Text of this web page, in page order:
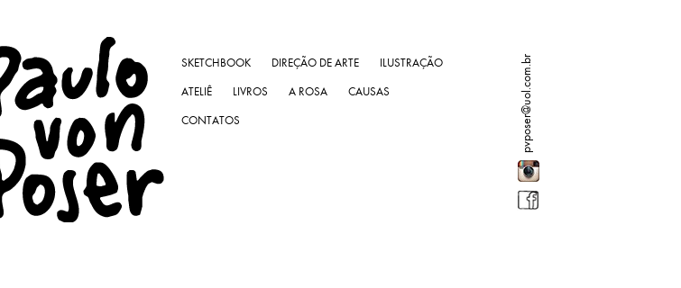
SKETCHBOOK DIREÇÃO DE ARTE ILUSTRAÇÃO
ATELIÊ LIVROS A ROSA CAUSAS
CONTATOS pvposer@uol.com.br